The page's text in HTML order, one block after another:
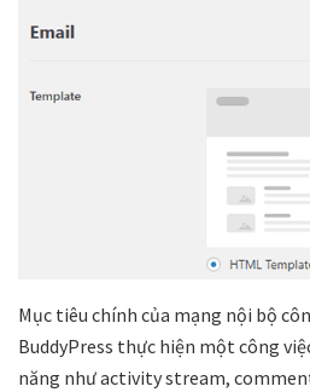
Mục tiêu chính của mạng nội bộ
BuddyPress thực hiện một công
năng như activity stream,